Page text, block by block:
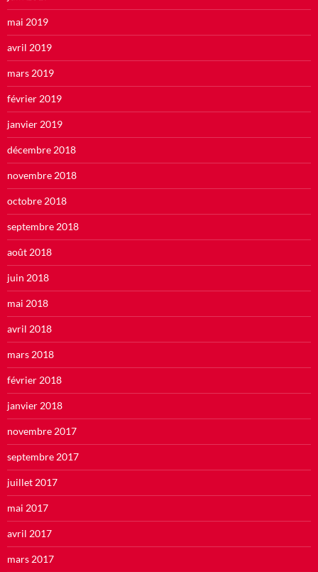
mai 2019
avril 2019
mars 2019
février 2019
janvier 2019
décembre 2018
novembre 2018
octobre 2018
septembre 2018
août 2018
juin 2018
mai 2018
avril 2018
mars 2018
février 2018
janvier 2018
novembre 2017
septembre 2017
juillet 2017
mai 2017
avril 2017
mars 2017